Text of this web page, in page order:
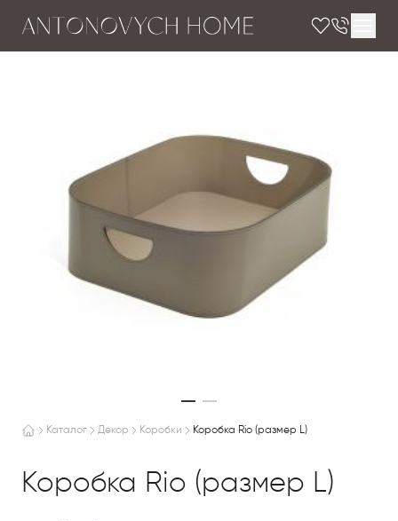
Каталог Декор Коробки Коробка Rio (размер L)
Коробка Rio (размер L)